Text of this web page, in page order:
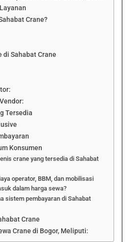
Crane?
di Sahabat Crane
Tersedia
Konsumen
crane yang tersedia di Sahabat
operator, BBM, dan mobilisasi
dalam harga sewa?
sistem pembayaran di Sahabat
Crane
Crane di Bogor, Meliputi: